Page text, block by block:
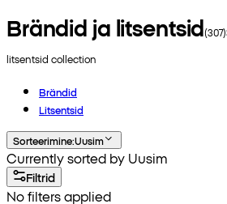
Brändid ja litsentsid(307)
litsentsid collection
Brändid
Litsentsid
Sorteerimine:Uusim
Currently sorted by Uusim
Filtrid
No filters applied